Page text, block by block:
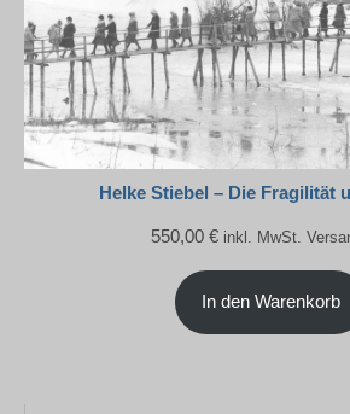
Helke Stiebel – Die Fragilität
550,00 € inkl. MwSt.
In den Warenkorb